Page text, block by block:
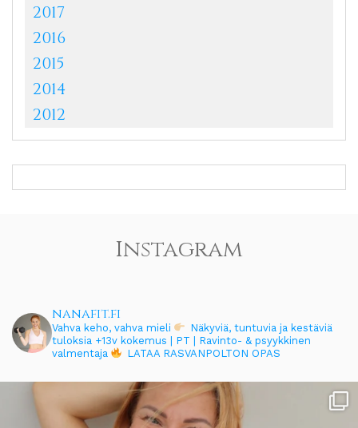
2017
2016
2015
2014
2012
Instagram
nanafit.fi
Vahva keho, vahva mieli
Näkyviä, tuntuvia ja kestäviä
tuloksia +13v kokemus | PT | Ravinto- & psyykkinen
valmentaja
LATAA RASVANPOLTON OPAS